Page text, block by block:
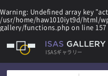
Warning: Undefined array key
/usr/home/haw1010iyt9d/html/
gallery/functions.php on line 157
ISASギャラリー